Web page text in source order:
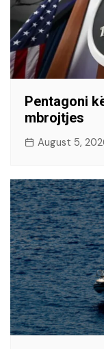
Pentagoni
mbrojtjes
August 5,